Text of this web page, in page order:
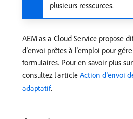
plusieurs ressources.
AEM as a Cloud Service propose
d’envoi prêtes à l’emploi pour
formulaires. Pour en savoir plus
consultez l’article Action d’envoi
adaptatif.